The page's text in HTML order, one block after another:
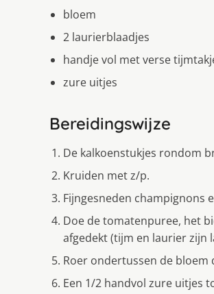
bloem
2 laurierblaadjes
handje vol met verse
zure uitjes
Bereidingswijze
De kalkoenstukjes rondom
Kruiden met z/p.
Fijngesneden champignons
Doe de tomatenpuree, het
afgedekt (tijm en laurier zijn
Roer ondertussen de bloem
Een 1/2 handvol zure uitjes